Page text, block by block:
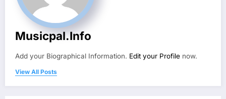
Musicpal.info
Add your Biographical Information. Edit your Profile now.
View All Posts